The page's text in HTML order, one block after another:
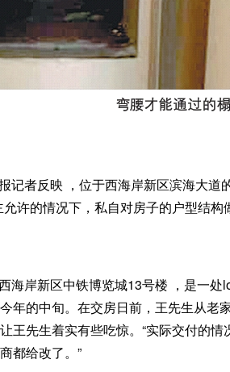
记者反映 ，位于西海岸新区滨海大道
许的情况下，私自对房子的户型结构
海岸新区中铁博览城13号楼 ，是一处
年的中旬。在交房日前，王先生从老
王先生着实有些吃惊。“实际交付的
都给改了。”